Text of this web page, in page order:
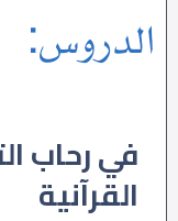
الدروس:
في رحاب
القرآنية